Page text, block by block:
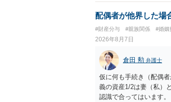
く事になり、上記のよ
か？との点はそのとお
配偶者が他界した場
#財産分与 #親族関係 #婚姻
2026年8月7日
倉田 勲 弁護士
仮に何も手続き（配偶
義の資産1/2は妻（私）
認識で合ってはいます